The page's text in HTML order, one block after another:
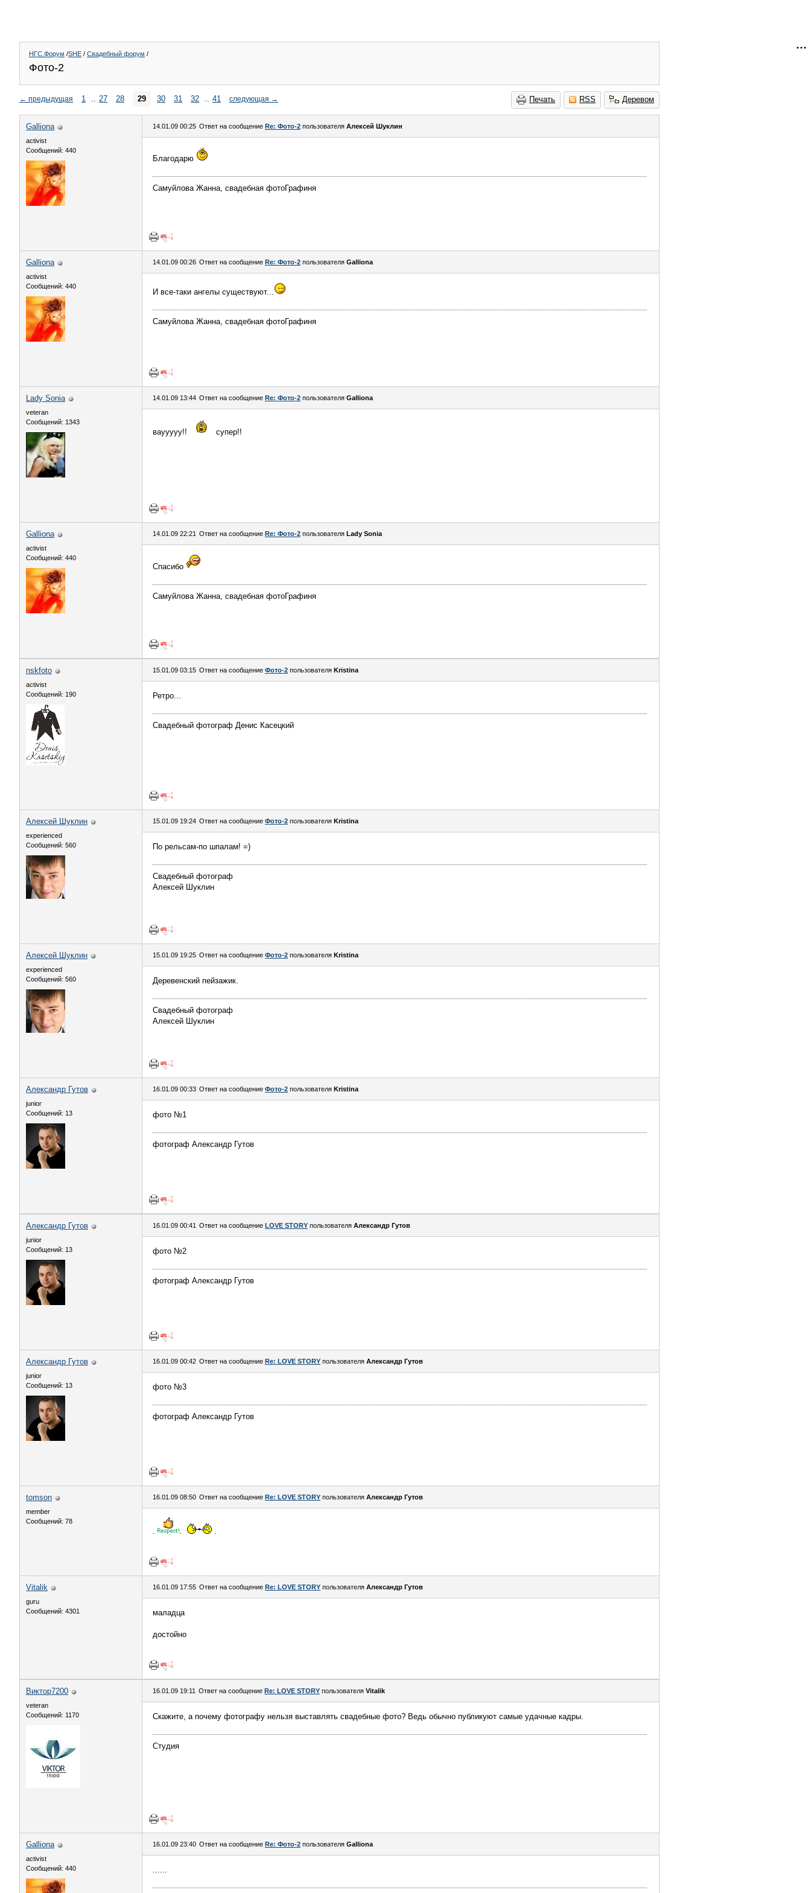
НГС.Форум /SHE / Свадебный форум /
Фото-2
Печать RSS Деревом
← предыдущая 1 .. 27 28 29 30 31 32 .. 41 следующая →
Galliona
activist
Сообщений: 440
14.01.09 00:25 Ответ на сообщение Re: Фото-2 пользователя Алексей Шуклин
Благодарю
Самуйлова Жанна, свадебная фотоГрафиня
Galliona
activist
Сообщений: 440
14.01.09 00:26 Ответ на сообщение Re: Фото-2 пользователя Galliona
И все-таки ангелы существуют...
Самуйлова Жанна, свадебная фотоГрафиня
Lady Sonia
veteran
Сообщений: 1343
14.01.09 13:44 Ответ на сообщение Re: Фото-2 пользователя Galliona
ваууууу!! супер!!
Galliona
activist
Сообщений: 440
14.01.09 22:21 Ответ на сообщение Re: Фото-2 пользователя Lady Sonia
Спасибо
Самуйлова Жанна, свадебная фотоГрафиня
nskfoto
activist
Сообщений: 190
15.01.09 03:15 Ответ на сообщение Фото-2 пользователя Kristina
Ретро...
Свадебный фотограф Денис Касецкий
Алексей Шуклин
experienced
Сообщений: 560
15.01.09 19:24 Ответ на сообщение Фото-2 пользователя Kristina
По рельсам-по шпалам! =)
Свадебный фотограф
Алексей Шуклин
Алексей Шуклин
experienced
Сообщений: 560
15.01.09 19:25 Ответ на сообщение Фото-2 пользователя Kristina
Деревенский пейзажик.
Свадебный фотограф
Алексей Шуклин
Александр Гутов
junior
Сообщений: 13
16.01.09 00:33 Ответ на сообщение Фото-2 пользователя Kristina
фото №1
фотограф Александр Гутов
Александр Гутов
junior
Сообщений: 13
16.01.09 00:41 Ответ на сообщение LOVE STORY пользователя Александр Гутов
фото №2
фотограф Александр Гутов
Александр Гутов
junior
Сообщений: 13
16.01.09 00:42 Ответ на сообщение Re: LOVE STORY пользователя Александр Гутов
фото №3
фотограф Александр Гутов
tomson
member
Сообщений: 78
16.01.09 08:50 Ответ на сообщение Re: LOVE STORY пользователя Александр Гутов
. . .
Vitalik
guru
Сообщений: 4301
16.01.09 17:55 Ответ на сообщение Re: LOVE STORY пользователя Александр Гутов
маладца
достойно
Виктор7200
veteran
Сообщений: 1170
16.01.09 19:11 Ответ на сообщение Re: LOVE STORY пользователя Vitalik
Скажите, а почему фотографу нельзя выставлять свадебные фото? Ведь обычно публикуют самые удачные кадры.
Студия
Galliona
activist
Сообщений: 440
16.01.09 23:40 Ответ на сообщение Re: Фото-2 пользователя Galliona
......